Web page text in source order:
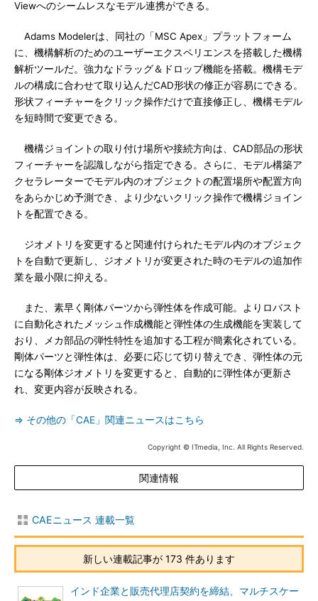
Viewへのシームレスなモデル連携ができる。
Adams Modelerは、同社の「MSC Apex」プラットフォーム
に、機構解析のためのユーザーエクスペリエンスを搭載した機構
解析ツールだ。強力なドラッグ＆ドロップ機能を搭載。機構モデ
ルの構成に合わせて取り込んだCAD形状の修正が容易にできる。
形状フィーチャーをクリック操作だけで直接修正し、機構モデル
を短時間で変更できる。
機構ジョイントの取り付け場所や接続方向は、CAD部品の形状
フィーチャーを認識しながら指定できる。さらに、モデル構築ア
クセラレーターでモデル内のオブジェクトの配置場所や配置方向
をあらかじめ予測でき、より少ないクリック操作で機構ジョイン
トを配置できる。
ジオメトリを変更すると関連付けられたモデル内のオブジェク
トを自動で更新し、ジオメトリが変更された時のモデルの追加作
業を最小限に抑える。
また、素早く剛体パーツから弾性体を作成可能。よりロバスト
に自動化されたメッシュ作成機能と弾性体の生成機能を実装して
おり、メカ部品の弾性特性を追加する工程が簡素化されている。
剛体パーツと弾性体は、必要に応じて切り替えでき、弾性体の元
になる剛体ジオメトリを変更すると、自動的に弾性体が更新さ
れ、変更内容が反映される。
⇒ その他の「CAE」関連ニュースはこちら
Copyright © ITmedia, Inc. All Rights Reserved.
関連情報
CAEニュース 連載一覧
新しい連載記事が 173 件あります
インド企業と販売代理店契約を締結、マルチスケー